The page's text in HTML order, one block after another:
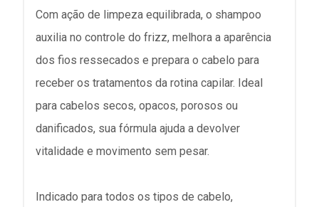
Com ação de limpeza equilibrada, o shampoo
auxilia no controle do frizz, melhora a aparência
dos fios ressecados e prepara o cabelo para
receber os tratamentos da rotina capilar. Ideal
para cabelos secos, opacos, porosos ou
danificados, sua fórmula ajuda a devolver
vitalidade e movimento sem pesar.
Indicado para todos os tipos de cabelo,